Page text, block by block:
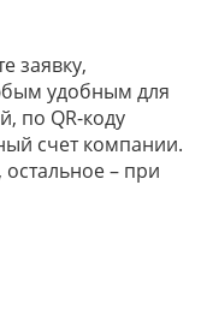
заявку,
удобным для
по QR-коду
счет компании.
остальное – при